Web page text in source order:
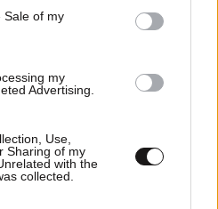
Sale of my
my
Advertising.
Use,
Sharing of my
with the
collected.
"εξαφανιστει" πολλες